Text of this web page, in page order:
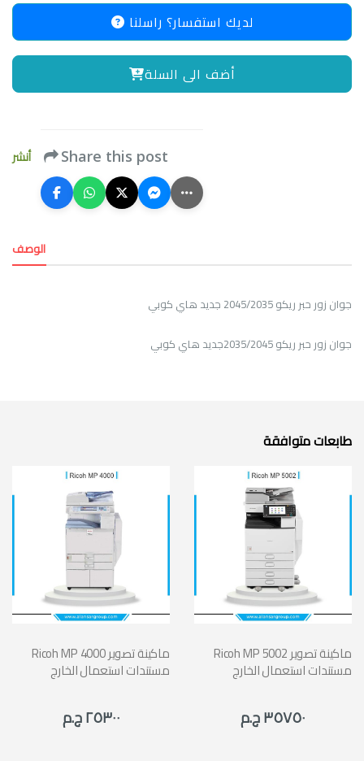
لديك استفسار؟ راسلنا
أضف الى السلة
أنشر Share this post
الوصف
جوان زور حبر ريكو 2045/2035 جديد هاي كوبي
جوان زور حبر ريكو 2035/2045جديد هاي كوبي
طابعات متوافقة
Ricoh MP 4000 ماكينة تصوير
مستندات استعمال الخارج
٢٥٣٠٠ ج.م
Ricoh MP 5002 ماكينة تصوير
مستندات استعمال الخارج
٣٥٧٥٠ ج.م